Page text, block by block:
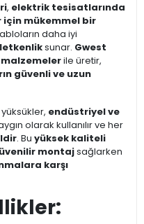
, elektrik tesisatlarında
için mükemmel bir
daha iyi
sunar. Gwest
malzemelerile üretir,
güvenli ve uzun
endüstriyel ve
olarak kullanılır ve her
. Bu yüksek kaliteli
montajsağlarken
karşı